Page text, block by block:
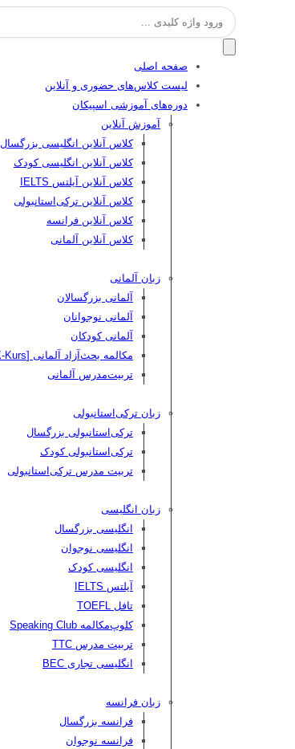
جستجو
برای:
صفحه اصلی
لیست کلاس‌های حضوری و آنلاین
دوره‌های آموزشی اسپیکان
آموزش آنلاین
کلاس آنلاین انگلیسی بزرگسال
کلاس آنلاین انگلیسی کودک
کلاس آنلاین آیلتس IELTS
کلاس آنلاین ترکی‌استانبولی
کلاس آنلاین فرانسه
کلاس آنلاین آلمانی
زبان آلمانی
آلمانی بزرگسالان
آلمانی نوجوانان
آلمانی کودکان
مکالمه بحث‌آزاد آلمانی [K-Kurs]
تربیت‌مدرس آلمانی
زبان ترکی‌استانبولی
ترکی‌استانبولی بزرگسال
ترکی‌استانبولی کودک
تربیت مدرس ترکی‌استانبولی
زبان انگلیسی
انگلیسی بزرگسال
انگلیسی نوجوان
انگلیسی کودک
آیلتس IELTS
تافل TOEFL
کلوپ‌مکالمه Speaking Club
تربیت مدرس TTC
انگلیسی تجاری BEC
زبان فرانسه
فرانسه بزرگسال
فرانسه نوجوان